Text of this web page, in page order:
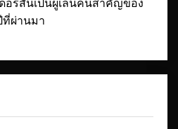
อร์สันเป็นผู้เล่นคนสำคัญของ
ที่ผ่านมา